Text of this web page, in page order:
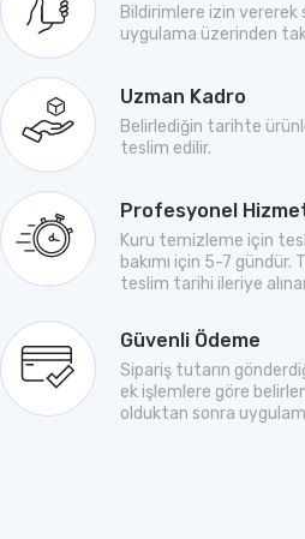
Bildirimlere izin vererek
uygulama üzerinden
Uzman Kadro
Belirlediğin tarihte
teslim edilir.
Profesyonel
Kuru temizleme için
bakımı için 5-7
teslim tarihi ileriye
Güvenli Ödeme
Sipariş tutarın
ek işlemlere göre
olduktan sonra